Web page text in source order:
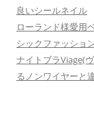
良いシールネイル
ローランド様愛用
シックファッショ
ナイトブラViage(
るノンワイヤーと